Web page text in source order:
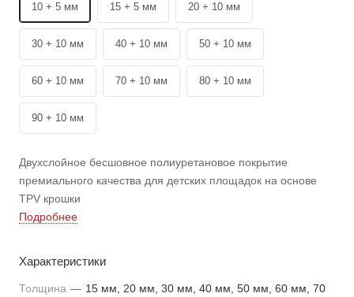
10 + 5 мм 15 + 5 мм 20 + 10 мм
30 + 10 мм 40 + 10 мм 50 + 10 мм
60 + 10 мм 70 + 10 мм 80 + 10 мм
90 + 10 мм
Двухслойное бесшовное полиуретановое покрытие
премиального качества для детских площадок на основе
TPV крошки
Подробнее
Характеристики
Толщина — 15 мм, 20 мм, 30 мм, 40 мм, 50 мм, 60 мм, 70